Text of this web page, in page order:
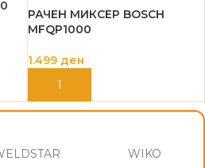
РАЧЕН МИКСЕР BOSCH
MFQP1000
1.499 ден
ДОДАЈ ВО КОШНИЦА
WIKO